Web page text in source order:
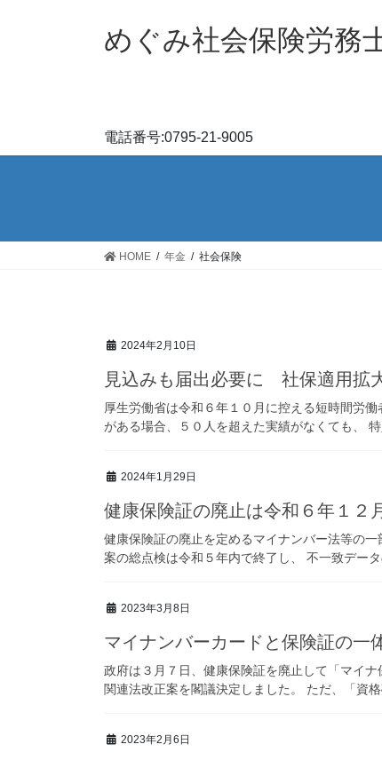
キ
に
めぐみ社会保険労務
電話番号:0795-21-9005
HOME 年金 社会保険
2024年2月10日
見込みも届出必要に 社保適用拡
厚生労働省は令和６年１０月に控える短時間労
がある場合、５０人を超えた実績がなくても、
2024年1月29日
健康保険証の廃止は令和６年１２
健康保険証の廃止を定めるマイナンバー法等の
案の総点検は令和５年内で終了し、 不一致デー
2023年3月8日
マイナンバーカードと保険証の一
政府は３月７日、健康保険証を廃止して「マイ
関連法改正案を閣議決定しました。 ただ、「資
2023年2月6日